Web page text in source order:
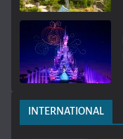
INTERNATIONAL